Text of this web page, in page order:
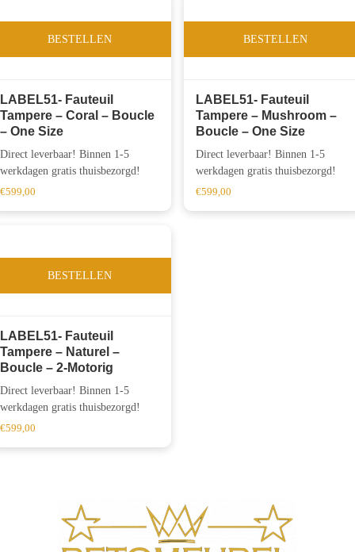
BESTELLEN
LABEL51- Fauteuil
Tampere – Coral – Boucle
– One Size
Direct leverbaar! Binnen 1-5
werkdagen gratis thuisbezorgd!
€599,00
BESTELLEN
LABEL51- Fauteuil
Tampere – Mushroom –
Boucle – One Size
Direct leverbaar! Binnen 1-5
werkdagen gratis thuisbezorgd!
€599,00
BESTELLEN
LABEL51- Fauteuil
Tampere – Naturel –
Boucle – 2-Motorig
Direct leverbaar! Binnen 1-5
werkdagen gratis thuisbezorgd!
€599,00